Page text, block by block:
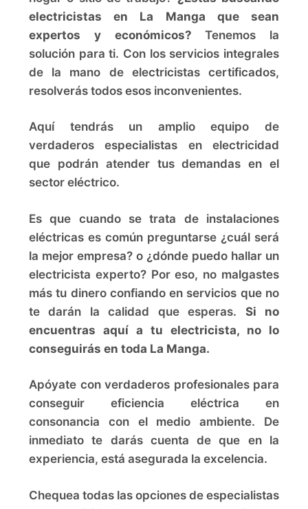
electricistas en La Manga que sean
expertos y económicos? Tenemos la
solución para ti. Con los servicios integrales
de la mano de electricistas certificados,
resolverás todos esos inconvenientes.
Aquí tendrás un amplio equipo de
verdaderos especialistas en electricidad
que podrán atender tus demandas en el
sector eléctrico.
Es que cuando se trata de instalaciones
eléctricas es común preguntarse ¿cuál será
la mejor empresa? o ¿dónde puedo hallar un
electricista experto? Por eso, no malgastes
más tu dinero confiando en servicios que no
te darán la calidad que esperas. Si no
encuentras aquí a tu electricista, no lo
conseguirás en toda La Manga.
Apóyate con verdaderos profesionales para
conseguir eficiencia eléctrica en
consonancia con el medio ambiente. De
inmediato te darás cuenta de que en la
experiencia, está asegurada la excelencia.
Chequea todas las opciones de especialistas